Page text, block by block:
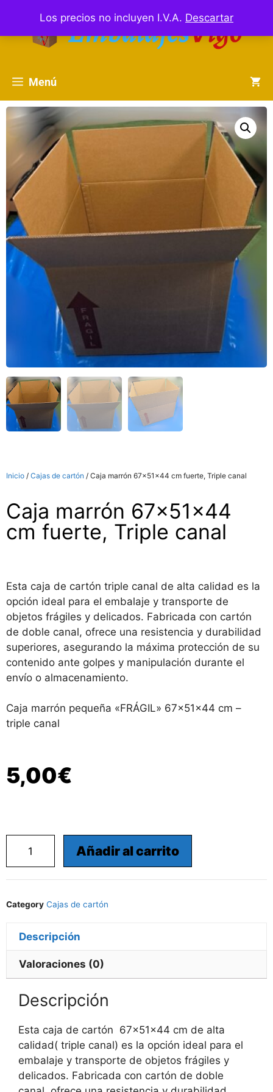
Los precios no incluyen I.V.A. Descartar
Menú
Inicio / Cajas de cartón / Caja marrón 67x51x44 cm fuerte, Triple canal
Caja marrón 67x51x44
cm fuerte, Triple canal
Esta caja de cartón triple canal de alta calidad es la
opción ideal para el embalaje y transporte de
objetos frágiles y delicados. Fabricada con cartón
de doble canal, ofrece una resistencia y durabilidad
superiores, asegurando la máxima protección de su
contenido ante golpes y manipulación durante el
envío o almacenamiento.
Caja marrón pequeña «FRÁGIL» 67x51x44 cm –
triple canal
5,00€
Añadir al carrito
Category Cajas de cartón
Descripción
Valoraciones (0)
Descripción
Esta caja de cartón 67x51x44 cm de alta
calidad( triple canal) es la opción ideal para el
embalaje y transporte de objetos frágiles y
delicados. Fabricada con cartón de doble